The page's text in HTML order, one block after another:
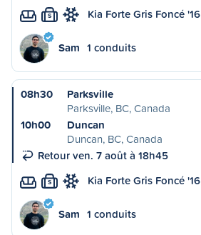
S Kia Forte Gris Foncé '16
Sam 1 conduits
08h30
Parksville
Parksville, BC, Canada
10h00
Duncan
Duncan, BC, Canada
Retour ven. 7 août à 18h45
S Kia Forte Gris Foncé '16
Sam 1 conduits